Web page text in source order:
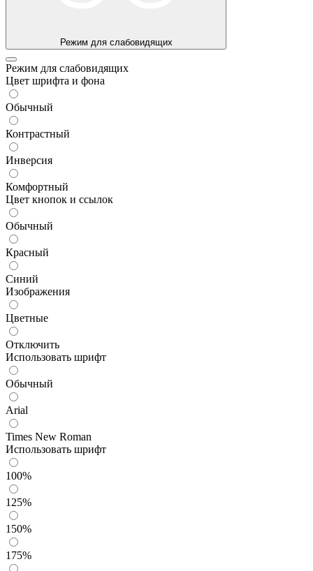
Режим для слабовидящих
Режим для слабовидящих
Цвет шрифта и фона
Обычный
Контрастный
Инверсия
Комфортный
Цвет кнопок и ссылок
Обычный
Красный
Синий
Изображения
Цветные
Отключить
Использовать шрифт
Обычный
Arial
Times New Roman
Использовать шрифт
100%
125%
150%
175%